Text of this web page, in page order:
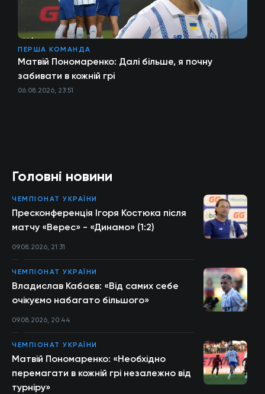
ПЕРША КОМАНДА
Матвій Пономаренко: Далі більше, я почну
забивати в кожній грі
06.08.2026, 23:51
Головні новини
ЧЕМПІОНАТ УКРАЇНИ
Пресконференція Ігоря Костюка після
матчу «Верес» - «Динамо» (1:2)
09.08.2026, 21:31
ЧЕМПІОНАТ УКРАЇНИ
Владислав Кабаєв: «Від самих себе
очікуємо набагато більшого»
09.08.2026, 20:44
ЧЕМПІОНАТ УКРАЇНИ
Матвій Пономаренко: «Необхідно
перемагати в кожній грі незалежно від
турніру»